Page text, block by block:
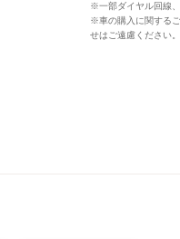
※一部ダイヤル回線
※車の購入に関する
せはご遠慮ください。